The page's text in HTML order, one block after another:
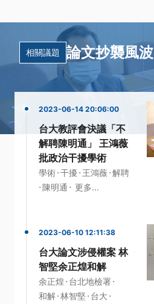
相關議題 論文抄襲風波
2023-06-14 20:06:00
台大教評會決議「不
解聘陳明通」 王鴻薇
批政治干擾學術
學術·干擾 · 王鴻薇 ·解聘
·陳明通 · 更多...
2023-06-10 12:11:38
台大論文涉侵權案 林
智堅余正煌和解
余正煌 · 台北地檢署 ·
和解·林智堅 · 台大 ·